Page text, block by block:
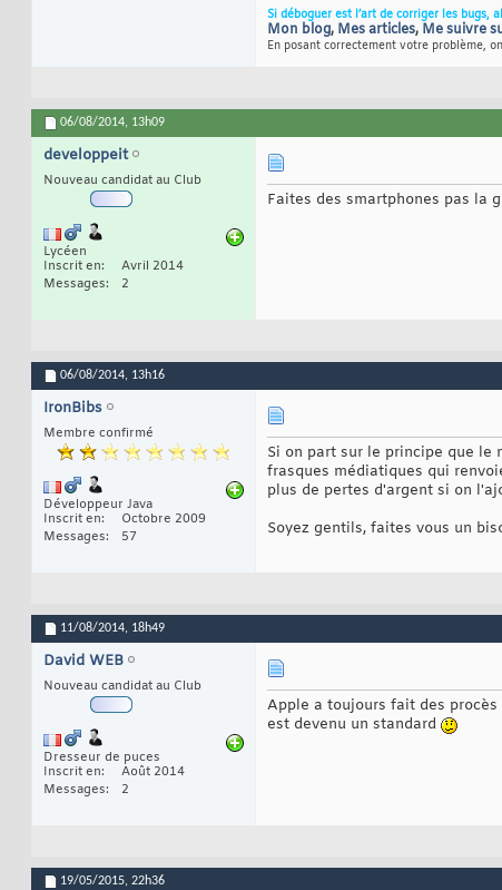
Si déboguer est l’art de corriger les bugs,
Mon blog, Mes articles, Me suivre
En posant correctement votre problème,
06/08/2014, 13h09
developpeit
Nouveau candidat au Club
Lycéen
Inscrit en
Avril 2014
Messages
2
Faites des smartphones pas la
06/08/2014, 13h16
IronBibs
Membre confirmé
Développeur Java
Inscrit en
Octobre 2009
Messages
57
Si on part sur le principe que le
frasques médiatiques qui
plus de pertes d'argent si on
Soyez gentils, faites vous un
11/08/2014, 18h49
David WEB
Nouveau candidat au Club
Dresseur de puces
Inscrit en
Août 2014
Messages
2
Apple a toujours fait des procès
est devenu un standard
19/05/2015, 22h36